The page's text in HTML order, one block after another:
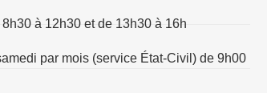
à 12h30 et de 13h30 à 16h
par mois (service État-Civil) de 9h00